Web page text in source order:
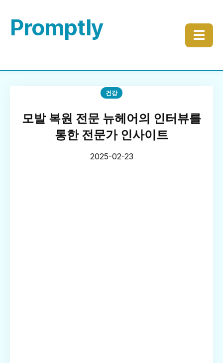
Promptly ☰
건강
모발 복원 전문 뉴헤어의 인터뷰를
통한 전문가 인사이트
2025-02-23